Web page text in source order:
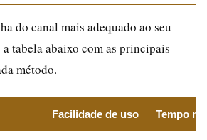
do canal mais adequado ao seu
tabela abaixo com as principais
método.
Facilidade de uso Tempo